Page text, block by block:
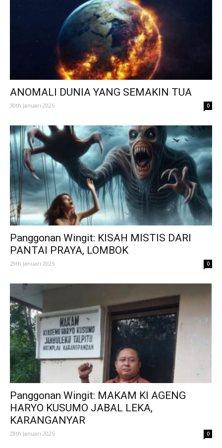
ANOMALI DUNIA YANG SEMAKIN TUA
30th Januari 2025 0
Panggonan Wingit: KISAH MISTIS DARI
PANTAI PRAYA, LOMBOK
29th Januari 2025 0
Panggonan Wingit: MAKAM KI AGENG
HARYO KUSUMO JABAL LEKA,
KARANGANYAR
28th Januari 2025 0